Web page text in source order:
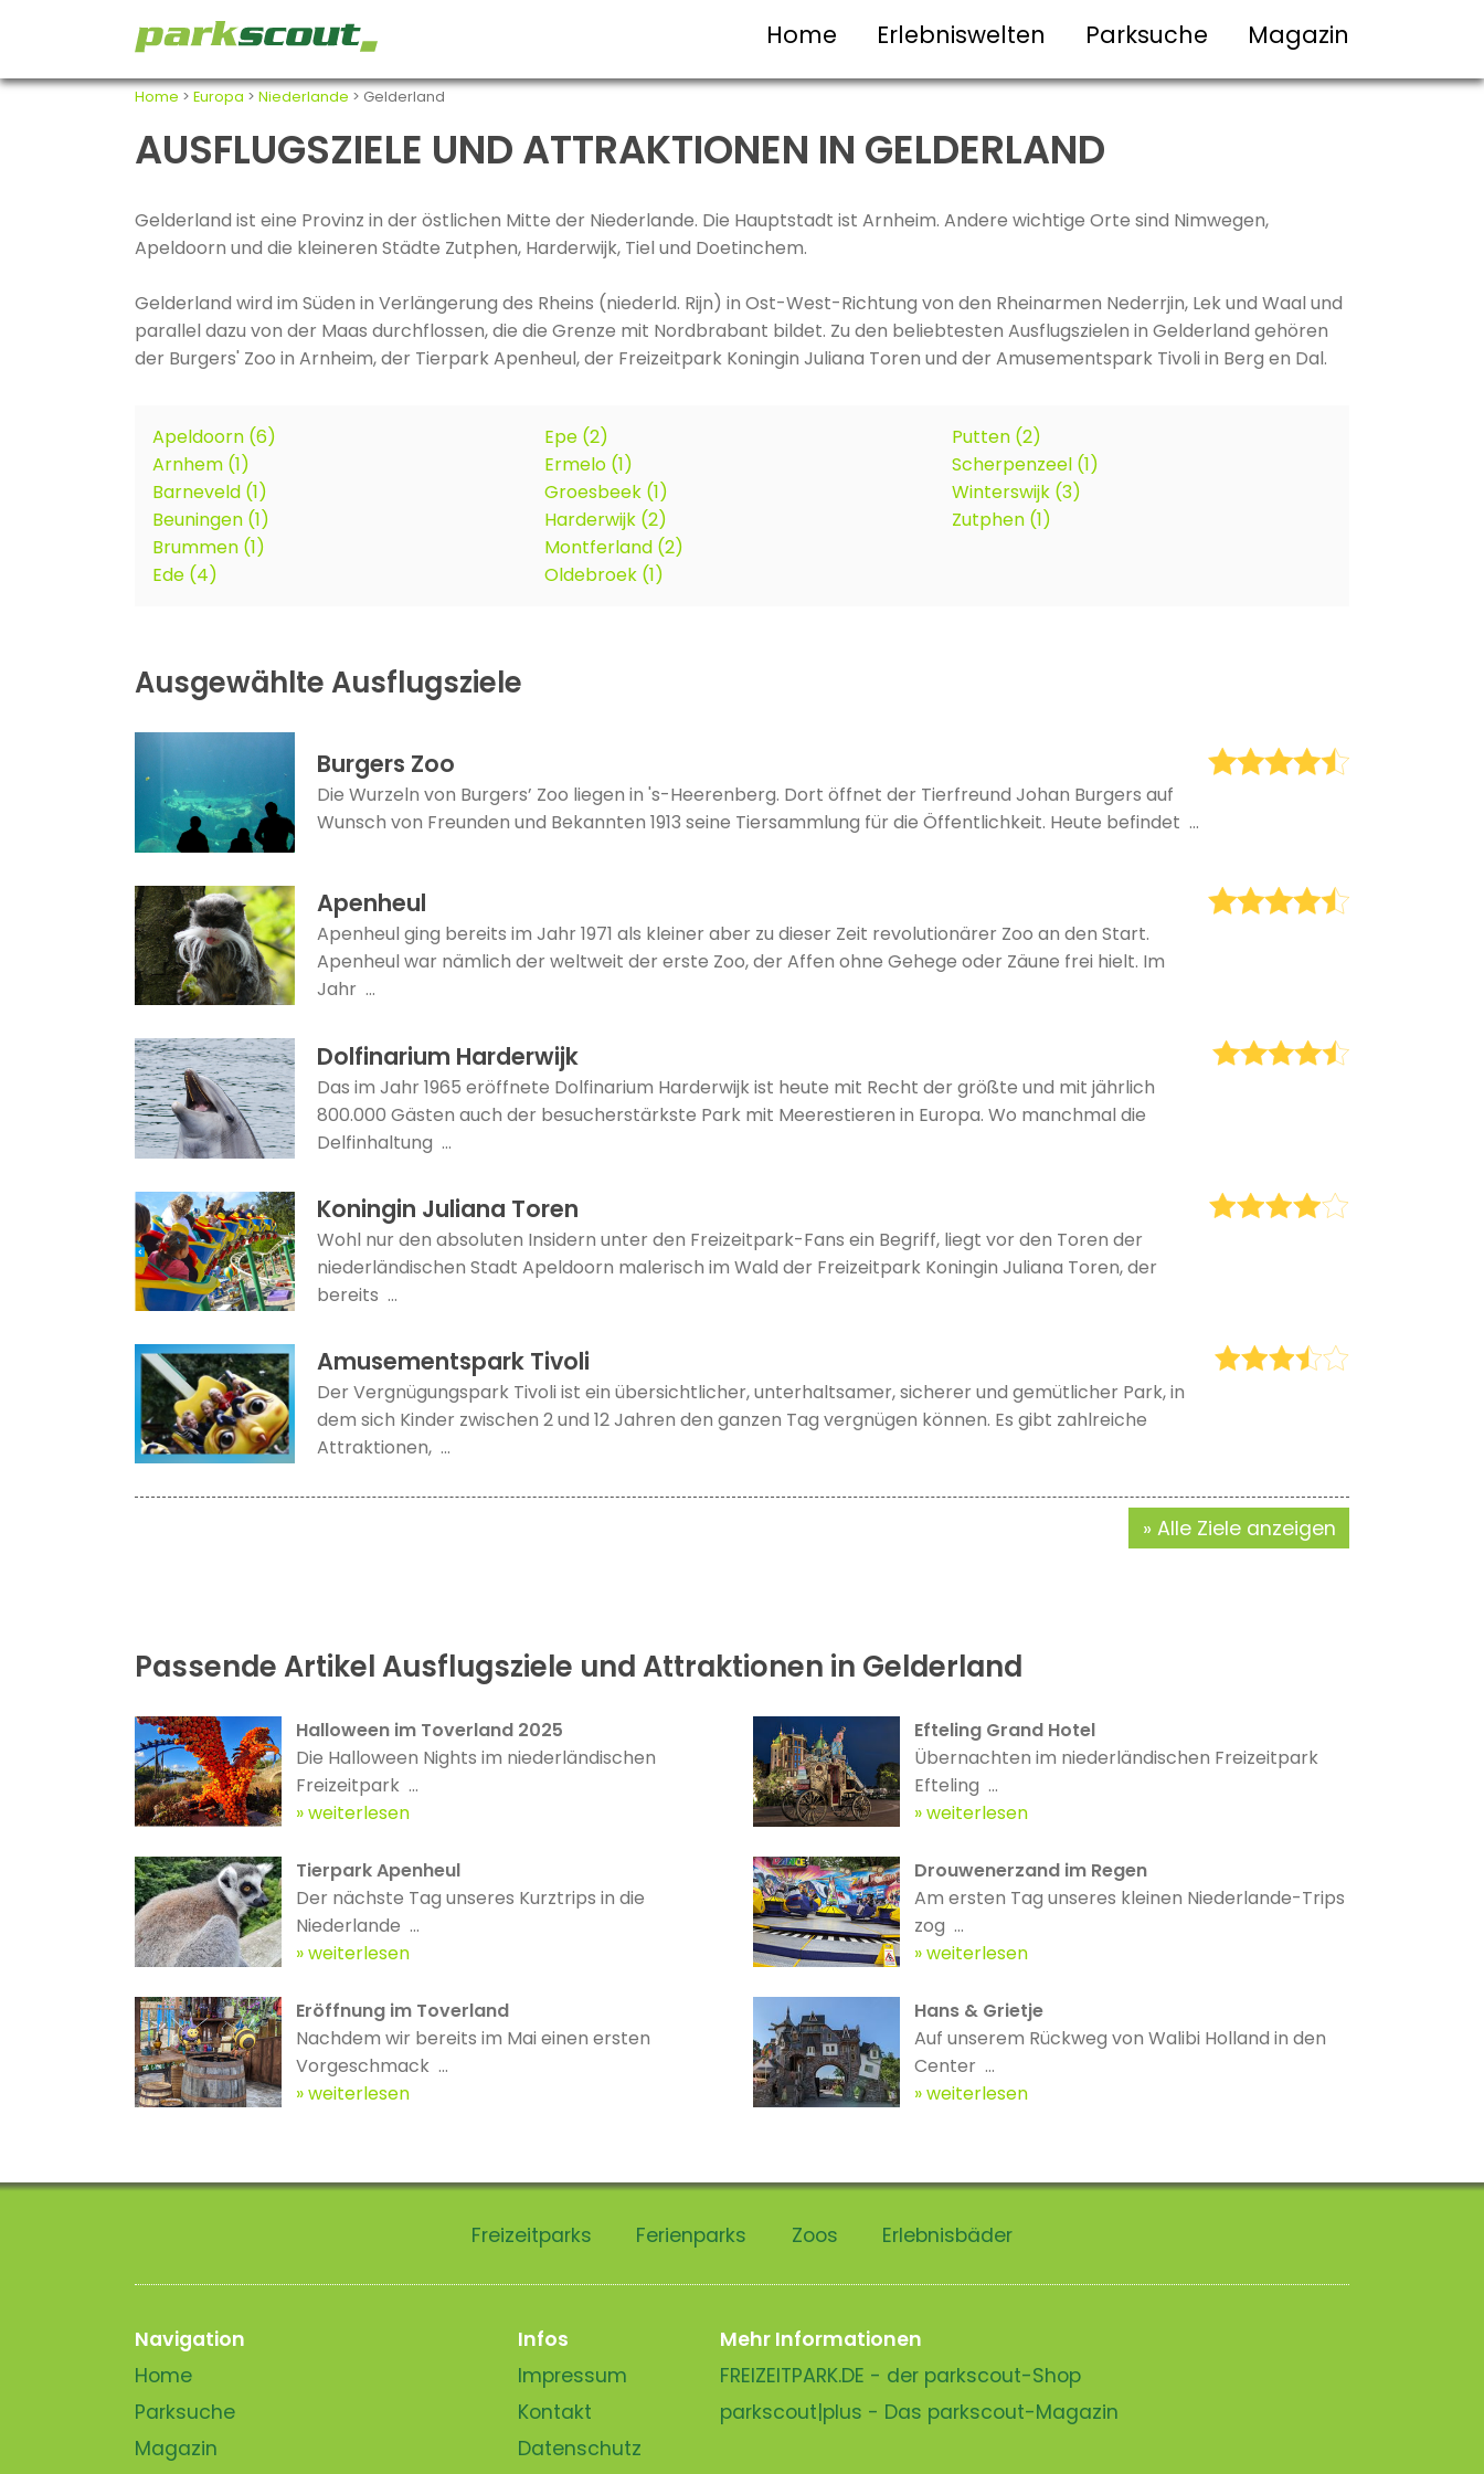
Home Erlebniswelten Parksuche Magazin
Home > Europa > Niederlande > Gelderland
AUSFLUGSZIELE UND ATTRAKTIONEN IN GELDERLAND
Gelderland ist eine Provinz in der östlichen Mitte der Niederlande. Die Hauptstadt ist Arnheim. Andere wichtige Orte sind Nimwegen,
Apeldoorn und die kleineren Städte Zutphen, Harderwijk, Tiel und Doetinchem.
Gelderland wird im Süden in Verlängerung des Rheins (niederld. Rijn) in Ost-West-Richtung von den Rheinarmen Nederrjin, Lek und Waal und
parallel dazu von der Maas durchflossen, die die Grenze mit Nordbrabant bildet. Zu den beliebtesten Ausflugszielen in Gelderland gehören
der Burgers' Zoo in Arnheim, der Tierpark Apenheul, der Freizeitpark Koningin Juliana Toren und der Amusementspark Tivoli in Berg en Dal.
Apeldoorn (6)
Arnhem (1)
Barneveld (1)
Beuningen (1)
Brummen (1)
Ede (4)
Epe (2)
Ermelo (1)
Groesbeek (1)
Harderwijk (2)
Montferland (2)
Oldebroek (1)
Putten (2)
Scherpenzeel (1)
Winterswijk (3)
Zutphen (1)
Ausgewählte Ausflugsziele
Burgers Zoo
Die Wurzeln von Burgers’ Zoo liegen in 's-Heerenberg. Dort öffnet der Tierfreund Johan Burgers auf
Wunsch von Freunden und Bekannten 1913 seine Tiersammlung für die Öffentlichkeit. Heute befindet ...
Apenheul
Apenheul ging bereits im Jahr 1971 als kleiner aber zu dieser Zeit revolutionärer Zoo an den Start.
Apenheul war nämlich der weltweit der erste Zoo, der Affen ohne Gehege oder Zäune frei hielt. Im
Jahr ...
Dolfinarium Harderwijk
Das im Jahr 1965 eröffnete Dolfinarium Harderwijk ist heute mit Recht der größte und mit jährlich
800.000 Gästen auch der besucherstärkste Park mit Meerestieren in Europa. Wo manchmal die
Delfinhaltung ...
Koningin Juliana Toren
Wohl nur den absoluten Insidern unter den Freizeitpark-Fans ein Begriff, liegt vor den Toren der
niederländischen Stadt Apeldoorn malerisch im Wald der Freizeitpark Koningin Juliana Toren, der
bereits ...
Amusementspark Tivoli
Der Vergnügungspark Tivoli ist ein übersichtlicher, unterhaltsamer, sicherer und gemütlicher Park, in
dem sich Kinder zwischen 2 und 12 Jahren den ganzen Tag vergnügen können. Es gibt zahlreiche
Attraktionen, ...
Alle Ziele anzeigen
Passende Artikel Ausflugsziele und Attraktionen in Gelderland
Halloween im Toverland 2025
Die Halloween Nights im niederländischen
Freizeitpark ...
weiterlesen
Efteling Grand Hotel
Übernachten im niederländischen Freizeitpark
Efteling ...
weiterlesen
Tierpark Apenheul
Der nächste Tag unseres Kurztrips in die
Niederlande ...
weiterlesen
Drouwenerzand im Regen
Am ersten Tag unseres kleinen Niederlande-Trips
zog ...
weiterlesen
Eröffnung im Toverland
Nachdem wir bereits im Mai einen ersten
Vorgeschmack ...
weiterlesen
Hans & Grietje
Auf unserem Rückweg von Walibi Holland in den
Center ...
weiterlesen
Freizeitparks Ferienparks Zoos Erlebnisbäder
Navigation
Home
Parksuche
Magazin
Infos
Impressum
Kontakt
Datenschutz
Mehr Informationen
FREIZEITPARK.DE - der parkscout-Shop
parkscout|plus - Das parkscout-Magazin